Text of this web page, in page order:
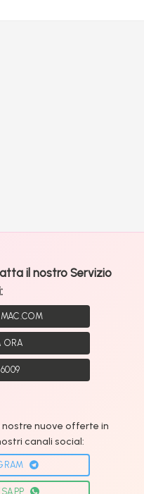
il nostro Servizio
ORA
nuove offerte in
canali social: